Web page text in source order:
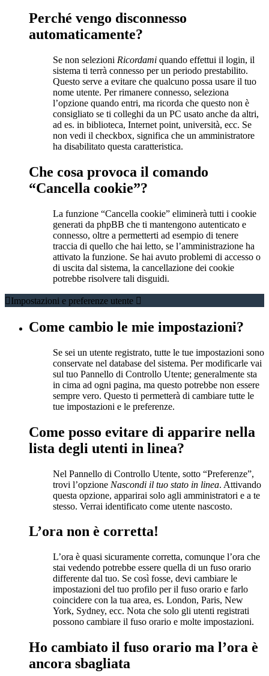
Perché vengo disconnesso
automaticamente?
Se non selezioni Ricordami quando effettui il login, il
sistema ti terrà connesso per un periodo prestabilito.
Questo serve a evitare che qualcuno possa usare il tuo
nome utente. Per rimanere connesso, seleziona
l’opzione quando entri, ma ricorda che questo non è
consigliato se ti colleghi da un PC usato anche da altri,
ad es. in biblioteca, Internet point, università, ecc. Se
non vedi il checkbox, significa che un amministratore
ha disabilitato questa caratteristica.
Che cosa provoca il comando
“Cancella cookie”?
La funzione “Cancella cookie” eliminerà tutti i cookie
generati da phpBB che ti mantengono autenticato e
connesso, oltre a permetterti ad esempio di tenere
traccia di quello che hai letto, se l’amministrazione ha
attivato la funzione. Se hai avuto problemi di accesso o
di uscita dal sistema, la cancellazione dei cookie
potrebbe risolvere tali disguidi.
Impostazioni e preferenze utente
Come cambio le mie impostazioni?
Se sei un utente registrato, tutte le tue impostazioni sono
conservate nel database del sistema. Per modificarle vai
sul tuo Pannello di Controllo Utente; generalmente sta
in cima ad ogni pagina, ma questo potrebbe non essere
sempre vero. Questo ti permetterà di cambiare tutte le
tue impostazioni e le preferenze.
Come posso evitare di apparire nella
lista degli utenti in linea?
Nel Pannello di Controllo Utente, sotto “Preferenze”,
trovi l’opzione Nascondi il tuo stato in linea. Attivando
questa opzione, apparirai solo agli amministratori e a te
stesso. Verrai identificato come utente nascosto.
L’ora non è corretta!
L’ora è quasi sicuramente corretta, comunque l’ora che
stai vedendo potrebbe essere quella di un fuso orario
differente dal tuo. Se così fosse, devi cambiare le
impostazioni del tuo profilo per il fuso orario e farlo
coincidere con la tua area, es. London, Paris, New
York, Sydney, ecc. Nota che solo gli utenti registrati
possono cambiare il fuso orario e molte impostazioni.
Ho cambiato il fuso orario ma l’ora è
ancora sbagliata